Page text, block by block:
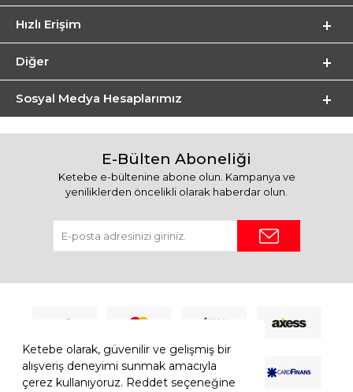
Ketebe olarak, güvenilir ve gelişmiş bir
alışveriş deneyimi sunmak amacıyla
çerez kullanıyoruz. Reddet seçeneğine
Hızlı Erişim
Diğer
Sosyal Medya Hesaplarımız
E-Bülten Aboneliği
Ketebe e-bültenine abone olun. Kampanya ve
yeniliklerden öncelikli olarak haberdar olun.